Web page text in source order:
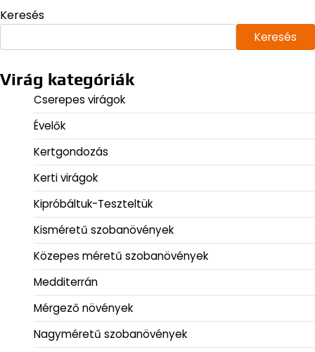
Keresés
Keresés
Virág kategóriák
Cserepes virágok
Évelők
Kertgondozás
Kerti virágok
Kipróbáltuk-Teszteltük
Kisméretű szobanövények
Közepes méretű szobanövények
Medditerrán
Mérgező növények
Nagyméretű szobanövények